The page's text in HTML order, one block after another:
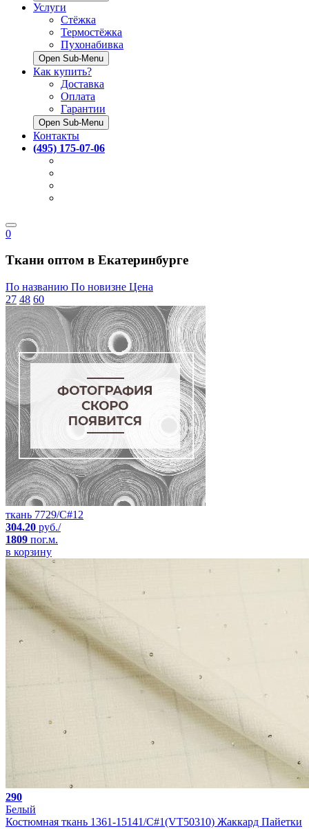
Услуги
Стёжка
Термостёжка
Пухонабивка
Open Sub-Menu
Как купить?
Доставка
Оплата
Гарантии
Open Sub-Menu
Контакты
(495) 175-07-06
0
Ткани оптом в Екатеринбурге
По названию По новизне Цена
27 48 60
ткань 7729/C#12
304.20 руб./
1809 пог.м.
в корзину
290
Белый
Костюмная ткань 1361-15141/C#1(VT50310) Жаккард Пайетки